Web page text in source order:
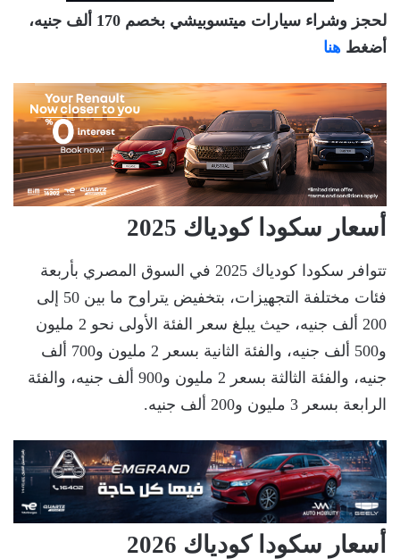
لحجز وشراء سيارات ميتسوبيشي بخصم 170 ألف جنيه،
أضغط هنا
أسعار سكودا كودياك 2025
تتوافر سكودا كودياك 2025 في السوق المصري بأربعة
فئات مختلفة التجهيزات، بتخفيض يتراوح ما بين 50 إلى
200 ألف جنيه، حيث يبلغ سعر الفئة الأولى نحو 2 مليون
و500 ألف جنيه، والفئة الثانية بسعر 2 مليون و700 ألف
جنيه، والفئة الثالثة بسعر 2 مليون و900 ألف جنيه، والفئة
الرابعة بسعر 3 مليون و200 ألف جنيه.
أسعار سكودا كودياك 2026